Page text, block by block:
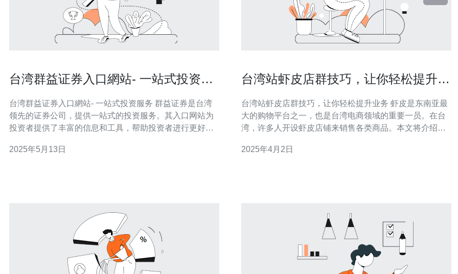
台湾群益证券入口網站- 一站式投资服
台湾群益证券入口網站- 一站式投资服务 群益证券是台湾
领先的证券公司，提供一站式的投资服务。其入口网站为
投资者提供了丰富的信息和工具，帮助投资者进行更好的
股票、基金、债券等。投资者可以通过网站方便地了解各
2025年5月13日
台湾站虾皮店群技巧，让你轻松提升业
台湾站虾皮店群技巧，让你轻松提升业务 虾皮是东南亚最
大的购物平台之一，也是台湾电商领域的重要一员。在台
湾，许多人开设虾皮店铺来销售各类商品。本文将介绍一
台上，商品标题是最重要的搜索关键词。为了提高商品曝
2025年4月2日